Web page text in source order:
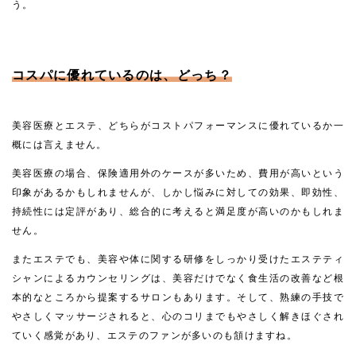
う。
コスパに優れているのは、どっち？
美容医療とエステ、どちらがコストパフォーマンスに優れているか一
概には言えません。
美容医療の場合、保険適用外のケースが多いため、費用が高いという
印象があるかもしれませんが、しかし悩みに対しての効果、即効性、
持続性には定評があり、総合的に考えると満足度が高いのかもしれま
せん。
またエステでも、美容や体に関する研修をしっかり受けたエステティ
シャンによるカウンセリングは、美容だけでなく食生活の改善など根
本的なところから提案するサロンもあります。そして、熟練の手技で
やさしくマッサージされると、心のコリまでもやさしく解きほぐされ
ていく感覚があり、エステのファンが多いのも頷けますね。